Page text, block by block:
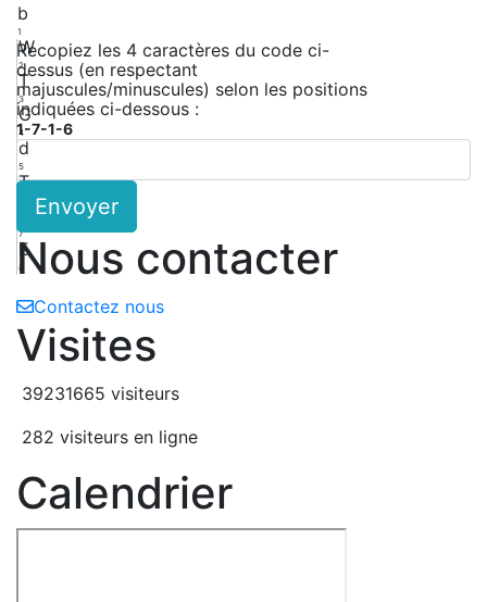
b
1
W
2
T
3
G
4
d
5
T
7
E
8
Recopiez les 4 caractères du code ci-
dessus (en respectant
majuscules/minuscules) selon les positions
indiquées ci-dessous :
1-7-1-6
Envoyer
Nous contacter
Contactez nous
Visites
39231665 visiteurs
282 visiteurs en ligne
Calendrier